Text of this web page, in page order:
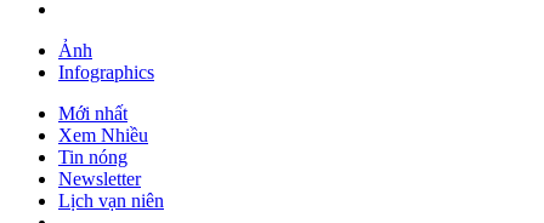
Ảnh
Infographics
Mới nhất
Xem Nhiều
Tin nóng
Newsletter
Lịch vạn niên